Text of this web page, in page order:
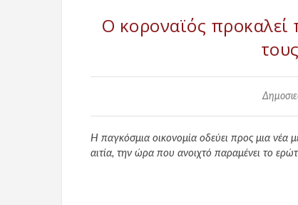
Ο κοροναϊός προκαλεί
Η παγκόσμια οικονομία οδεύει προς μια νέα
αιτία, την ώρα που ανοιχτό παραμένει το